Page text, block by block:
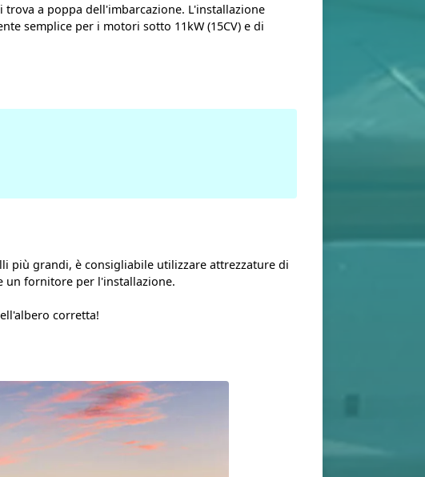
a poppa dell'imbarcazione. L'installazione
semplice per i motori sotto 11kW (15CV) e di
più grandi, è consigliabile utilizzare attrezzature di
un fornitore per l'installazione.
corretta!